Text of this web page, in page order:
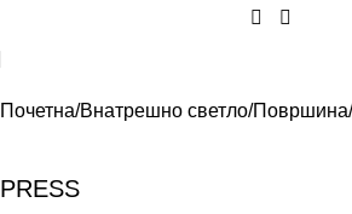
Почетна Внатрешно светло Површина
PRESS